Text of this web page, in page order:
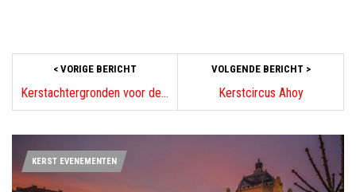
< VORIGE BERICHT
Kerstachtergronden voor de computer
VOLGENDE BERICHT >
Kerstcircus Ahoy
KERST EVENEMENTEN